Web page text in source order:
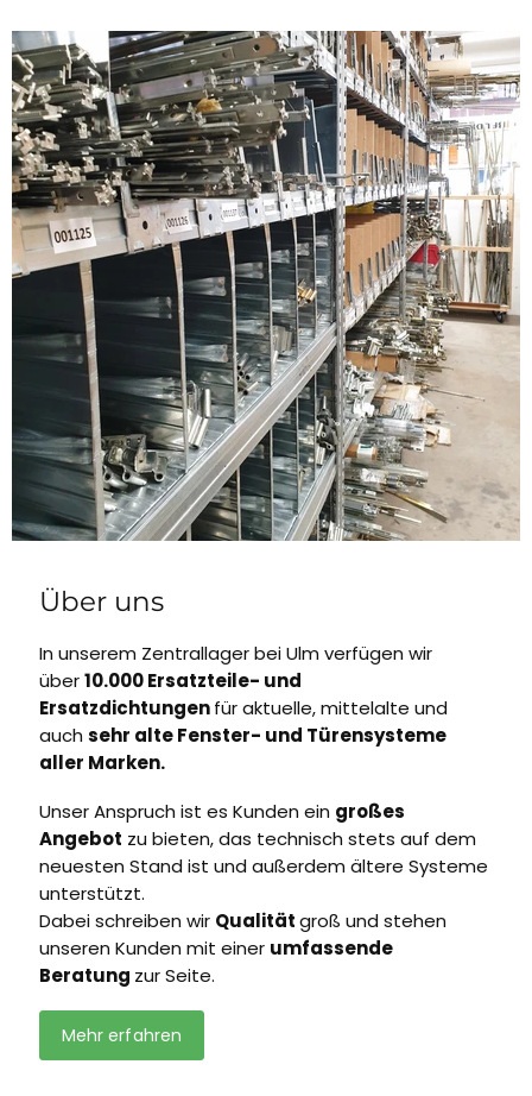
Über uns
In unserem Zentrallager bei Ulm verfügen wir
über10.000 Ersatzteile- und
Ersatzdichtungenfür aktuelle, mittelalte und
auch sehr alte Fenster- und Türensysteme
aller Marken.
Unser Anspruch ist es Kunden ein großes
Angebot zu bieten, das technisch stets auf dem
neuesten Stand ist und außerdem ältere Systeme
unterstützt.
Dabei schreiben wir Qualitätgroß und stehen
unseren Kunden mit einer umfassende
Beratung zur Seite.
Mehr erfahren